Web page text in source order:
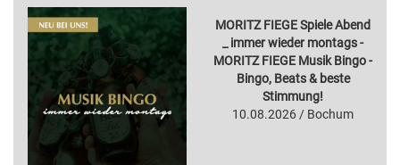
MORITZ FIEGE Spiele Abend
_ immer wieder montags -
MORITZ FIEGE Musik Bingo -
Bingo, Beats & beste
Stimmung!
10.08.2026 / Bochum